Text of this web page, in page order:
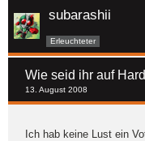
subarashii
Erleuchteter
Wie seid ihr auf
13. August 2008
Ich hab keine Lust ein